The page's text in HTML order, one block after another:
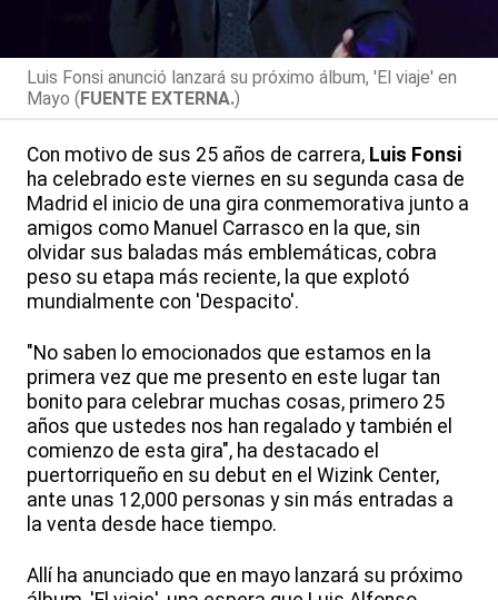
Luis Fonsi anunció lanzará su próximo álbum, 'El viaje' en
Mayo (FUENTE EXTERNA.)
Con motivo de sus 25 años de carrera, Luis Fonsi
ha celebrado este viernes en su segunda casa de
Madrid el inicio de una gira conmemorativa junto a
amigos como Manuel Carrasco en la que, sin
olvidar sus baladas más emblemáticas, cobra
peso su etapa más reciente, la que explotó
mundialmente con 'Despacito'.
"No saben lo emocionados que estamos en la
primera vez que me presento en este lugar tan
bonito para celebrar muchas cosas, primero 25
años que ustedes nos han regalado y también el
comienzo de esta gira", ha destacado el
puertorriqueño en su debut en el Wizink Center,
ante unas 12,000 personas y sin más entradas a
la venta desde hace tiempo.
Allí ha anunciado que en mayo lanzará su próximo